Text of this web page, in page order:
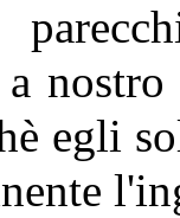
a
egli